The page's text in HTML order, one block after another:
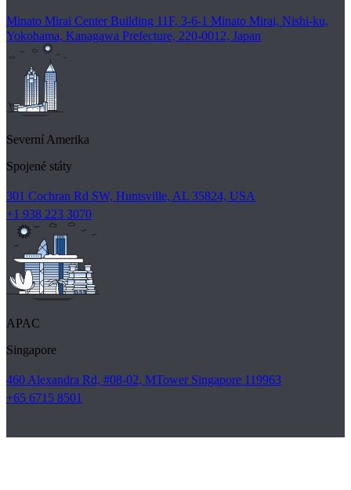
Minato Mirai Center Building 11F, 3-6-1 Minato Mirai, Nishi-ku,
Yokohama, Kanagawa Prefecture, 220-0012, Japan
Severní Amerika
Spojené státy
301 Cochran Rd SW, Huntsville, AL 35824, USA
+1 938 223 3070
APAC
Singapore
460 Alexandra Rd, #08-02, MTower Singapore 119963
+65 6715 8501